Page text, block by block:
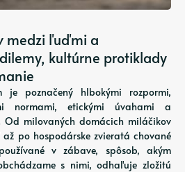
medzi ľuďmi a
kultúrne protiklady
poznačený hlbokými rozpormi,
normami, etickými úvahami a
Od milovaných domácich miláčikov
po hospodárske zvieratá chované
v zábave, spôsob, akým
s nimi, odhaľuje zložitú